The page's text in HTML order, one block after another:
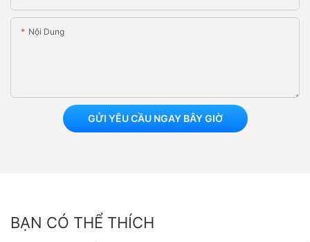
Nội Dung
GỬI YÊU CẦU NGAY BÂY GIỜ
BẠN CÓ THỂ THÍCH